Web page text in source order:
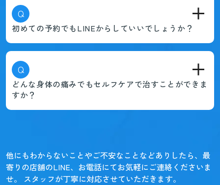
Q
初めての予約でもLINEからしていいでしょうか？
Q
どんな身体の痛みでもセルフケアで治すことができま
すか？
他にもわからないことやご不安なことなどありしたら、 最
寄りの店舗のLINE、お電話にてお気軽にご連絡くださいま
せ。
スタッフが丁寧に対応させていただきます。